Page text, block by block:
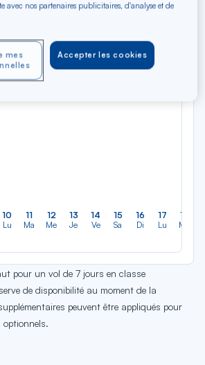
/ Retour — Économique
10
Lu
11
Ma
12
Me
13
Je
14
Ve
15
Sa
16
Di
17
Lu
18
Ma
pour un vol de 7 jours en classe
de disponibilité au moment de la
peuvent être appliqués pour
optionnels.
avec nos partenaires publicitaires, d'analyse et de
Accepter les cookies
mes